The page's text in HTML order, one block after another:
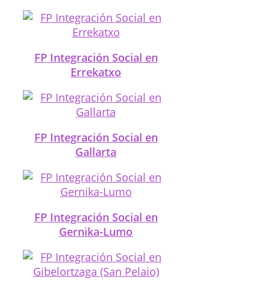
FP Integración Social en
Errekatxo
FP Integración Social en
Gallarta
FP Integración Social en
Gernika-Lumo